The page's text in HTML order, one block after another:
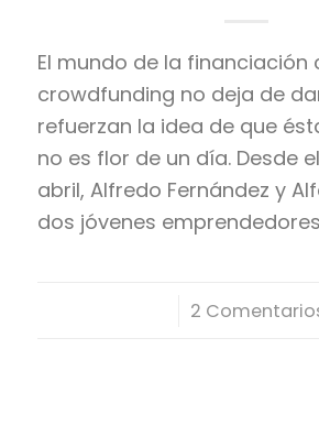
El mundo de la financiación
crowdfunding no deja de
refuerzan la idea de que
no es flor de un día. Desde
abril, Alfredo Fernández y
dos jóvenes
2